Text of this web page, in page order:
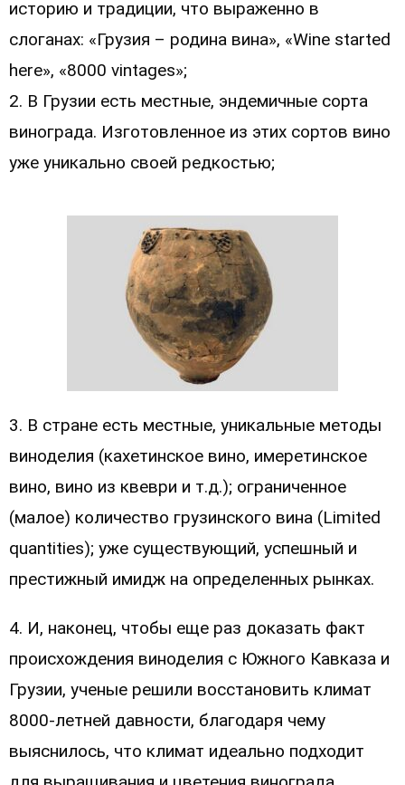
историю и традиции, что выраженно в
слоганах: «Грузия – родина вина», «Wine started
here», «8000 vintages»;
2. В Грузии есть местные, эндемичные сорта
винограда. Изготовленное из этих сортов вино
уже уникально своей редкостью;
3. В стране есть местные, уникальные методы
виноделия (кахетинское вино, имеретинское
вино, вино из квеври и т.д.); ограниченное
(малое) количество грузинского вина (Limited
quantities); уже существующий, успешный и
престижный имидж на определенных рынках.
4. И, наконец, чтобы еще раз доказать факт
происхождения виноделия с Южного Кавказа и
Грузии, ученые решили восстановить климат
8000-летней давности, благодаря чему
выяснилось, что климат идеально подходит